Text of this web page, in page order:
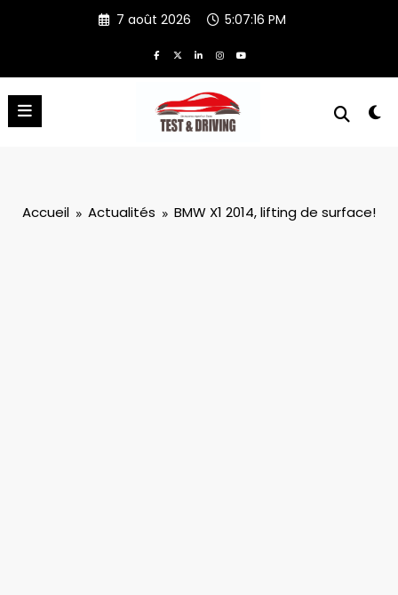
7 août 2026 5:07:17 PM
Accueil Actualités BMW X1 2014, lifting de surface!